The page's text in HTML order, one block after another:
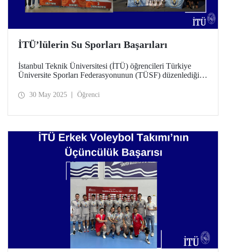
İTÜ’lülerin Su Sporları Başarıları
İstanbul Teknik Üniversitesi (İTÜ) öğrencileri Türkiye
Üniversite Sporları Federasyonunun (TÜSF) düzenlediği
önemli başarılara imza attı.
30 May 2025 Öğrenci